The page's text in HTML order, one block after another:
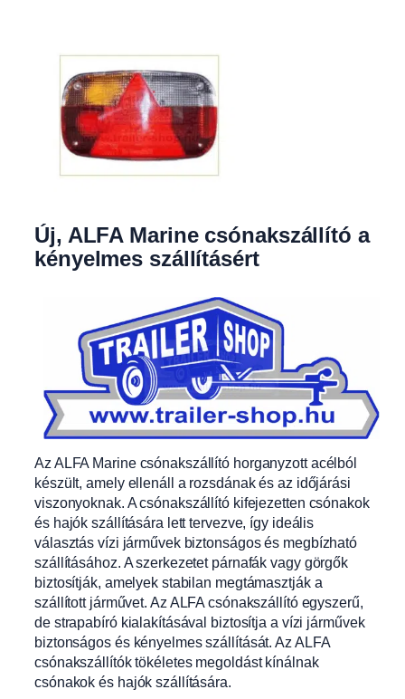
Új, ALFA Marine csónakszállító a
kényelmes szállításért
Az ALFA Marine csónakszállító horganyzott acélból
készült, amely ellenáll a rozsdának és az időjárási
viszonyoknak. A csónakszállító kifejezetten csónakok
és hajók szállítására lett tervezve, így ideális
választás vízi járművek biztonságos és megbízható
szállításához. A szerkezetet párnafák vagy görgők
biztosítják, amelyek stabilan megtámasztják a
szállított járművet. Az ALFA csónakszállító egyszerű,
de strapabíró kialakításával biztosítja a vízi járművek
biztonságos és kényelmes szállítását. Az ALFA
csónakszállítók tökéletes megoldást kínálnak
csónakok és hajók szállítására.